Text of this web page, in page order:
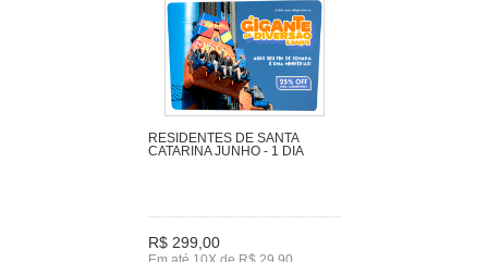
RESIDENTES DE SANTA
CATARINA JUNHO - 1 DIA
R$ 299,00